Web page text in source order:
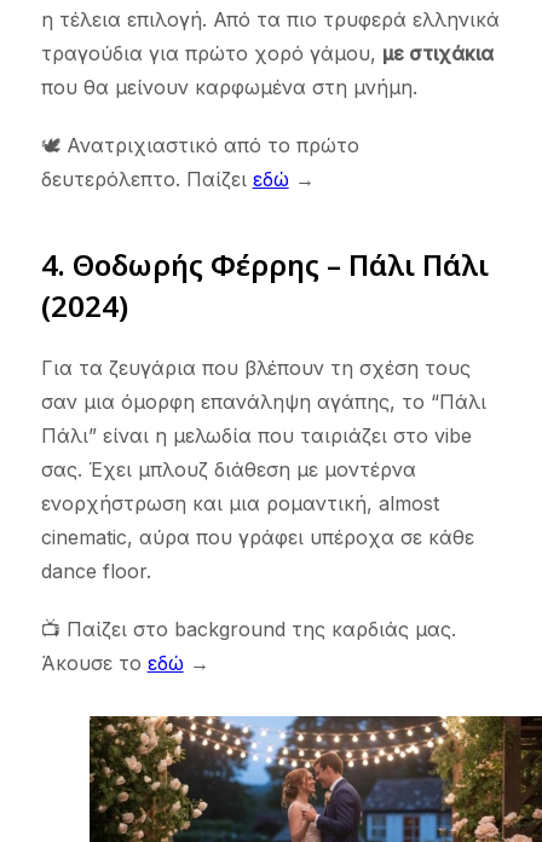
η τέλεια επιλογή. Από τα πιο τρυφερά ελληνικά
τραγούδια για πρώτο χορό γάμου, με στιχάκια
που θα μείνουν καρφωμένα στη μνήμη.
🕊️ Ανατριχιαστικό από το πρώτο
δευτερόλεπτο. Παίζει εδώ →
4. Θοδωρής Φέρρης – Πάλι Πάλι
(2024)
Για τα ζευγάρια που βλέπουν τη σχέση τους
σαν μια όμορφη επανάληψη αγάπης, το “Πάλι
Πάλι” είναι η μελωδία που ταιριάζει στο vibe
σας. Έχει μπλουζ διάθεση με μοντέρνα
ενορχήστρωση και μια ρομαντική, almost
cinematic, αύρα που γράφει υπέροχα σε κάθε
dance floor.
📺 Παίζει στο background της καρδιάς μας.
Άκουσε το εδώ →